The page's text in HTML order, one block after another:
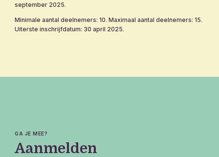
september 2025.
Minimale aantal deelnemers: 10. Maximaal aantal deelnemers: 15.
Uiterste inschrijfdatum: 30 april 2025.
GA JE MEE?
Aanmelden